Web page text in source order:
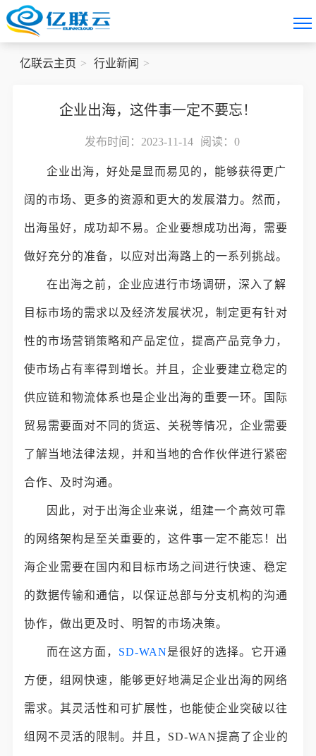
亿联云主页 行业新闻
企业出海，这件事一定不要忘！
发布时间：2023-11-14 阅读： 0
企业出海，好处是显而易见的，能够获得更广
阔的市场、更多的资源和更大的发展潜力。然而，
出海虽好，成功却不易。企业要想成功出海，需要
做好充分的准备，以应对出海路上的一系列挑战。
在出海之前，企业应进行市场调研，深入了解
目标市场的需求以及经济发展状况，制定更有针对
性的市场营销策略和产品定位，提高产品竞争力，
使市场占有率得到增长。并且，企业要建立稳定的
供应链和物流体系也是企业出海的重要一环。国际
贸易需要面对不同的货运、关税等情况，企业需要
了解当地法律法规，并和当地的合作伙伴进行紧密
合作、及时沟通。
因此，对于出海企业来说，组建一个高效可靠
的网络架构是至关重要的，这件事一定不能忘！出
海企业需要在国内和目标市场之间进行快速、稳定
的数据传输和通信，以保证总部与分支机构的沟通
协作，做出更及时、明智的市场决策。
而在这方面， SD-WAN是很好的选择。它开通
方便，组网快速，能够更好地满足企业出海的网络
需求。其灵活性和可扩展性，也能使企业突破以往
组网不灵活的限制。并且，SD-WAN提高了企业的